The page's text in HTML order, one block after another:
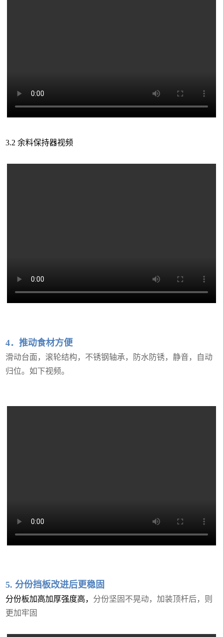
3.2 余料保持器视频
4．推动食材方便
滑动台面，滚轮结构，不锈钢轴承，防水防锈，静音，自动
归位。如下视频。
5. 分份挡板改进后更稳固
分份板加高加厚强度高， 分份坚固不晃动，加装顶杆后，则
更加牢固